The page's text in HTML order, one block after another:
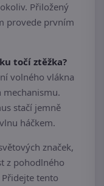
Přiložený
provede prvním
točí ztěžka?
volného vlákna
mechanismu.
stačí jemně
háčkem.
značek,
z pohodlného
tento